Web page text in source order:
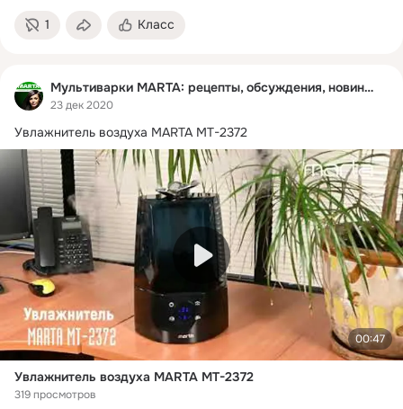
1 Класс
Мультиварки MARTA: рецепты, обсуждения, новинки
23 дек 2020
Увлажнитель воздуха MARTA MT-2372
00:47
Увлажнитель воздуха MARTA MT-2372
319 просмотров